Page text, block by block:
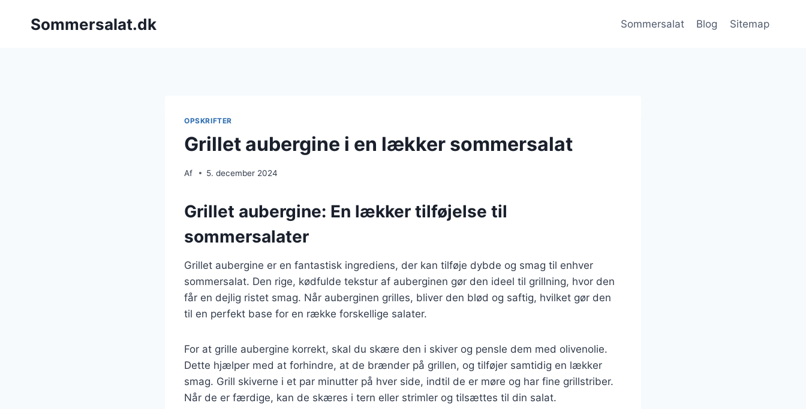
Sommersalat.dk Sommersalat Blog Sitemap
OPSKRIFTER
Grillet aubergine i en lækker sommersalat
Af 5. december 2024
Grillet aubergine: En lækker tilføjelse til
sommersalater
Grillet aubergine er en fantastisk ingrediens, der kan tilføje dybde og smag til enhver
sommersalat. Den rige, kødfulde tekstur af auberginen gør den ideel til grillning, hvor den
får en dejlig ristet smag. Når auberginen grilles, bliver den blød og saftig, hvilket gør den
til en perfekt base for en række forskellige salater.
For at grille aubergine korrekt, skal du skære den i skiver og pensle dem med olivenolie.
Dette hjælper med at forhindre, at de brænder på grillen, og tilføjer samtidig en lækker
smag. Grill skiverne i et par minutter på hver side, indtil de er møre og har fine grillstriber.
Når de er færdige, kan de skæres i tern eller strimler og tilsættes til din salat.